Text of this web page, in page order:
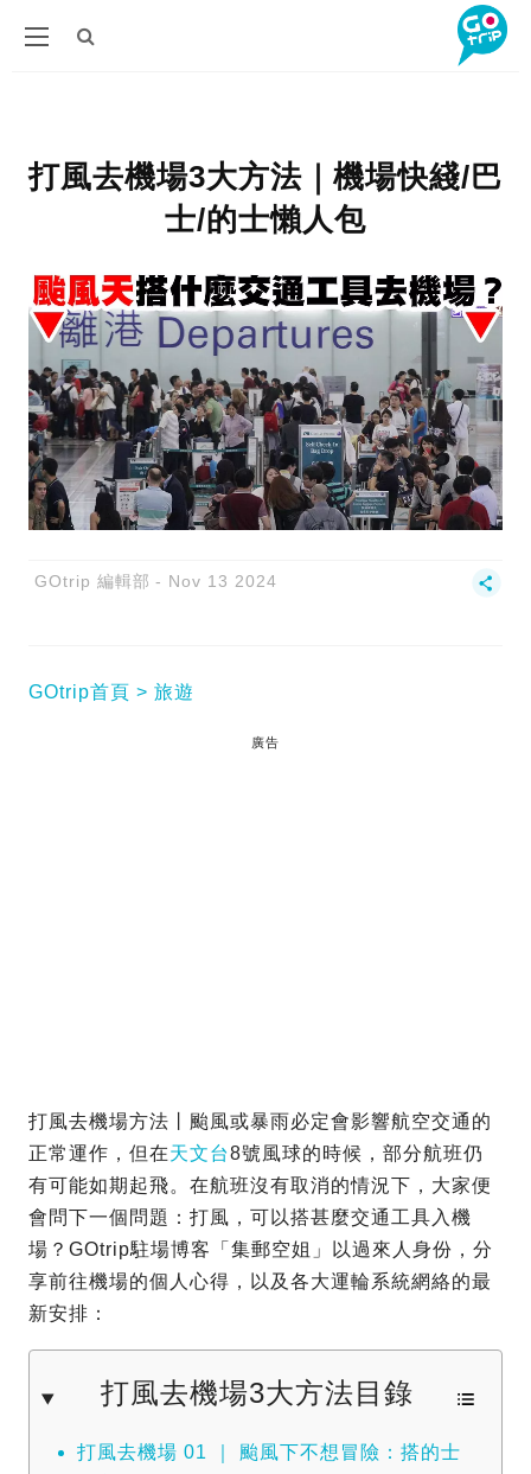
打風去機場3大方法｜機場快綫/巴
士/的士懶人包
GOtrip 編輯部 Nov 13 2024
GOtrip首頁 旅遊
廣告
打風去機場方法丨颱風或暴雨必定會影響航空交通的
正常運作，但在天文台8號風球的時候，部分航班仍
有可能如期起飛。在航班沒有取消的情況下，大家便
會問下一個問題：打風，可以搭甚麼交通工具入機
場？GOtrip駐場博客「集郵空姐」以過來人身份，分
享前往機場的個人心得，以及各大運輪系統網絡的最
新安排：
打風去機場3大方法目錄
打風去機場 01 ｜ 颱風下不想冒險：搭的士